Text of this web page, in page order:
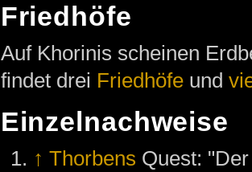
Friedhöfe
Auf Khorinis scheinen
findet drei Friedhöfeund
Einzelnachweise
↑ Thorbens Quest: